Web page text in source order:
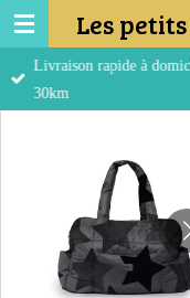
Passer
au
contenu
Les
Livraison rapide à
30km